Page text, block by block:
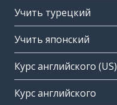
Учить турецкий
Учить японский
Курс английского (US)
Курс английского